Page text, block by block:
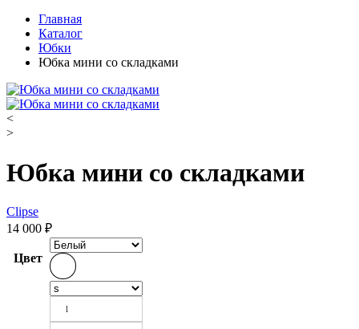
Главная
Каталог
Юбки
Юбка мини со складками
<
>
Юбка мини со складками
Clipse
14 000 ₽
Цвет
l